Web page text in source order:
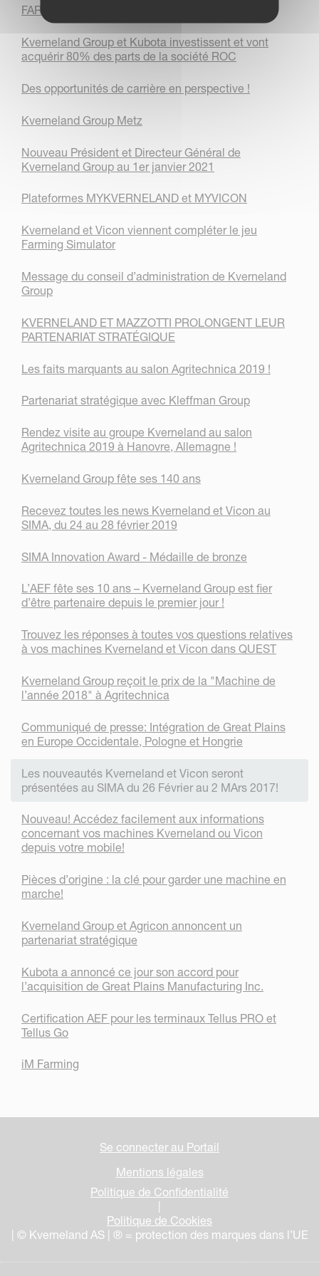
FARM MACHINE 2022: VOTEZ POUR NOUS !
Kverneland Group et Kubota investissent et vont
acquérir 80% des parts de la société ROC
Des opportunités de carrière en perspective !
Kverneland Group Metz
Nouveau Président et Directeur Général de
Kverneland Group au 1er janvier 2021
Plateformes MYKVERNELAND et MYVICON
Kverneland et Vicon viennent compléter le jeu
Farming Simulator
Message du conseil d’administration de Kverneland
Group
KVERNELAND ET MAZZOTTI PROLONGENT LEUR
PARTENARIAT STRATÉGIQUE
Les faits marquants au salon Agritechnica 2019 !
Partenariat stratégique avec Kleffman Group
Rendez visite au groupe Kverneland au salon
Agritechnica 2019 à Hanovre, Allemagne !
Kverneland Group fête ses 140 ans
Recevez toutes les news Kverneland et Vicon au
SIMA, du 24 au 28 février 2019
SIMA Innovation Award - Médaille de bronze
L’AEF fête ses 10 ans – Kverneland Group est fier
d’être partenaire depuis le premier jour !
Trouvez les réponses à toutes vos questions relatives
à vos machines Kverneland et Vicon dans QUEST
Kverneland Group reçoit le prix de la "Machine de
l’année 2018" à Agritechnica
Communiqué de presse: Intégration de Great Plains
en Europe Occidentale, Pologne et Hongrie
Les nouveautés Kverneland et Vicon seront
présentées au SIMA du 26 Février au 2 MArs 2017!
Nouveau! Accédez facilement aux informations
concernant vos machines Kverneland ou Vicon
depuis votre mobile!
Pièces d’origine : la clé pour garder une machine en
marche!
Kverneland Group et Agricon annoncent un
partenariat stratégique
Kubota a annoncé ce jour son accord pour
l’acquisition de Great Plains Manufacturing Inc.
Certification AEF pour les terminaux Tellus PRO et
Tellus Go
iM Farming
Se connecter au Portail
Mentions légales
Politique de Confidentialité
Politique de Cookies
| © Kverneland AS | ® = protection des marques dans l’UE